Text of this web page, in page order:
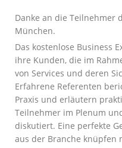
Danke an die Teilnehmer
München.
Das kostenlose Business
ihre Kunden, die im
von Services und deren
Erfahrene Referenten
Praxis und er­läutern
Teilnehmer im Ple­num
diskutiert. Eine perfekte
aus der Branche knüpfen